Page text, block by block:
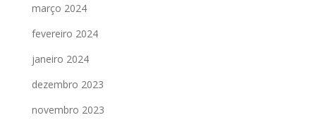
março 2024
fevereiro 2024
janeiro 2024
dezembro 2023
novembro 2023